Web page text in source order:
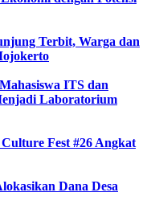
Terbit, Warga dan
ITS dan
Laboratorium
Fest #26 Angkat
Dana Desa